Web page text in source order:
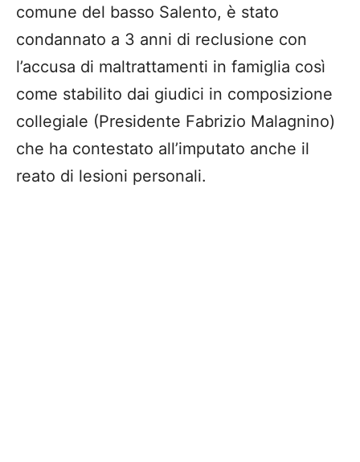
comune del basso Salento, è stato
condannato a 3 anni di reclusione con
l’accusa di maltrattamenti in famiglia così
come stabilito dai giudici in composizione
collegiale (Presidente Fabrizio Malagnino)
che ha contestato all’imputato anche il
reato di lesioni personali.